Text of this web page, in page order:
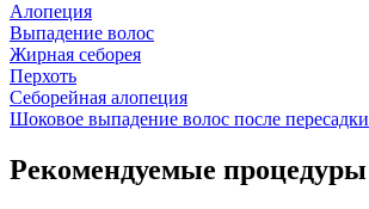
Алопеция
Выпадение волос
Жирная себорея
Перхоть
Себорейная алопеция
Шоковое выпадение волос после пересадки
Рекомендуемые процедуры